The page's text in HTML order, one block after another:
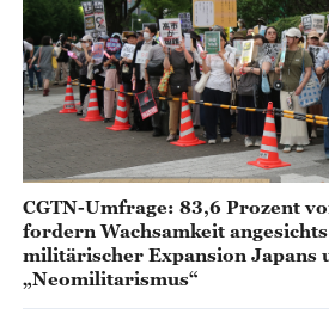
CGTN-Umfrage: 83,6 Prozent
fordern Wachsamkeit
militärischer Expansion Japans
„Neomilitarismus“